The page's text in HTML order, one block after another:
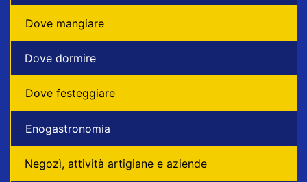
Dove mangiare
Dove dormire
Dove festeggiare
Enogastronomia
Negozì, attività artigiane e aziende